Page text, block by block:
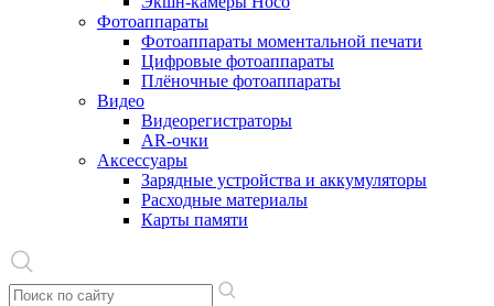
Фотоаппараты
Фотоаппараты моментальной печати
Цифровые фотоаппараты
Плёночные фотоаппараты
Видео
Видеорегистраторы
AR-очки
Аксессуары
Зарядные устройства и аккумуляторы
Расходные материалы
Карты памяти